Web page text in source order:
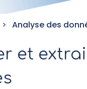
Analyse des
et